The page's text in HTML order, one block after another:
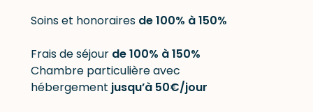
Soins et honoraires de 100% à 150%
Frais de séjour de 100% à 150%
Chambre particulière avec
hébergement jusqu’à 50€/jour